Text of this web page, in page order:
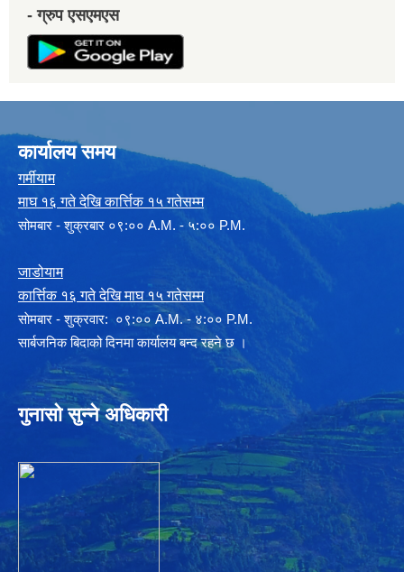
- ग्रुप एसएमएस
कार्यालय समय
गर्मीयाम
माघ १६ गते देखि कार्त्तिक १५ गतेसम्म
सोमबार - शुक्रबार ०९:०० A.M. - ५:०० P.M.
जाडोयाम
कार्त्तिक १६ गते देखि माघ १५ गतेसम्म
साेमबार - शुक्रवार: ०९:०० A.M. - ४:०० P.M.
सार्बजनिक बिदाको दिनमा कार्यालय बन्द रहने छ ।
गुनासो सुन्ने अधिकारी